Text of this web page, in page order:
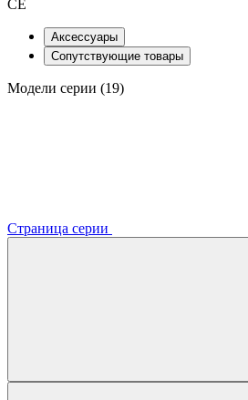
CE
Аксессуары
Сопутствующие товары
Модели серии (19)
Страница серии